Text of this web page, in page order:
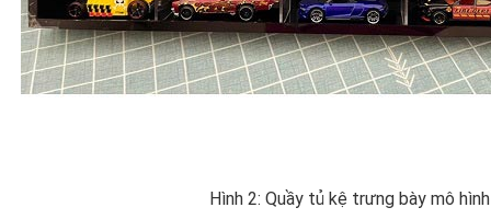
Hình 2: Quầy tủ kệ trưng bày mô hình